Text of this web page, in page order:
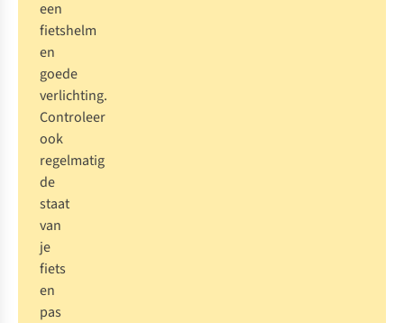
een
fietshelm
en
goede
verlichting.
Controleer
ook
regelmatig
de
staat
van
je
fiets
en
pas